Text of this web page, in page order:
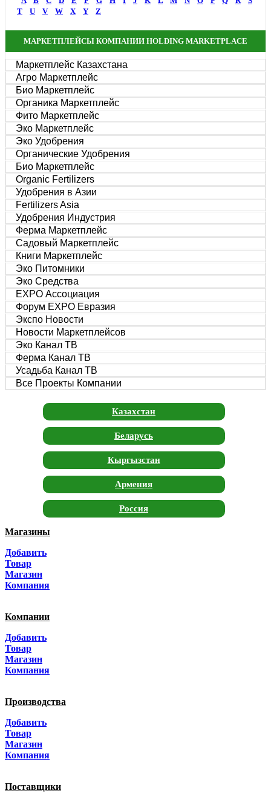
T
U V W X Y Z
МАРКЕТПЛЕЙСЫ КОМПАНИИ HOLDING MARKETPLACE
Маркетплейс Казахстана
Агро Маркетплейс
Био Маркетплейс
Органика Маркетплейс
Фито Маркетплейс
Эко Маркетплейс
Эко Удобрения
Органические Удобрения
Био Маркетплейс
Organic Fertilizers
Удобрения в Азии
Fertilizers Asia
Удобрения Индустрия
Ферма Маркетплейс
Садовый Маркетплейс
Книги Маркетплейс
Эко Питомники
Эко Средства
EXPO Ассоциация
Форум EXPO Евразия
Экспо Новости
Новости Маркетплейсов
Эко Канал ТВ
Ферма Канал ТВ
Усадьба Канал ТВ
Все Проекты Компании
Казахстан
Беларусь
Кыргызстан
Армения
Россия
Магазины
Добавить
Товар
Магазин
Компания
Компании
Добавить
Товар
Магазин
Компания
Производства
Добавить
Товар
Магазин
Компания
Поставщики